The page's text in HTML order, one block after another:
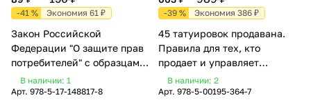
-41 % Экономия 61 ₽
Закон Российской
Федерации "О защите прав
потребителей" с образцами
заявлений на 2023 год
В наличии: 1
Арт. 978-5-17-148817-8
-39 % Экономия 386 ₽
45 татуировок продавана.
Правила для тех, кто
продает и управляет
продажами
В наличии: 2
Арт. 978-5-00195-364-7